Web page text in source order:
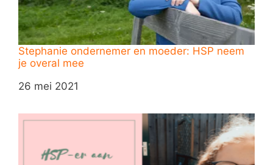
Stephanie ondernemer en moeder: HSP neem
je overal mee
Datum
26 mei 2021